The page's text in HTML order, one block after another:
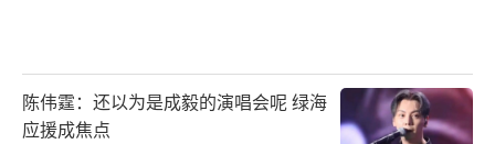
陈伟霆：还以为是成毅的演唱会呢 绿海
应援成焦点